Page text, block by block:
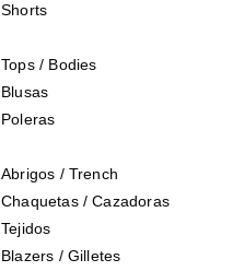
Shorts
Tops / Bodies
Blusas
Poleras
Abrigos / Trench
Chaquetas / Cazadoras
Tejidos
Blazers / Gilletes